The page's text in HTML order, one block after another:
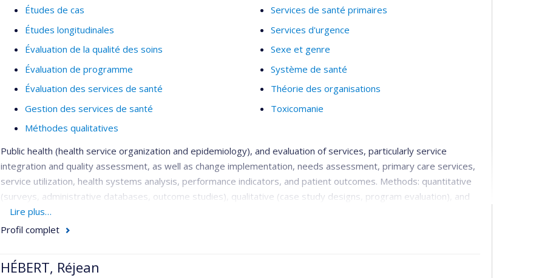
Études de cas
Études longitudinales
Évaluation de la qualité des soins
Évaluation de programme
Évaluation des services de santé
Gestion des services de santé
Méthodes qualitatives
Services de santé primaires
Services d'urgence
Sexe et genre
Système de santé
Théorie des organisations
Toxicomanie
Public health (health service organization and epidemiology), and evaluation of services, particularly service
integration and quality assessment, as well as change implementation, needs assessment, primary care services,
service utilization, health systems analysis, performance indicators, and patient outcomes. Methods: quantitative
(surveys, administrative databases, outcome studies), qualitative (case study designs, program evaluation), and
mixed-method investigations, all involving close partnerships with clinicians and decision-makers. Main target
groups: patients with both serious and common mental disorders, substance use disorders and co-occurring
Lire plus…
Profil complet
HÉBERT, Réjean